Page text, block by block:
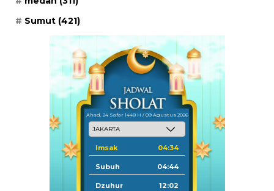
Sumut (421)
Ahad, 24 Safar 1448 H / 09 Agustus 2026
Imsak 04:34
Subuh 04:44
Dzuhur 12:02